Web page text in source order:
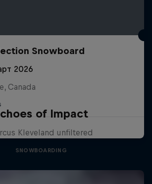
Snowboard
2026
Canada
of Impact
Kleveland unfiltered
SNOWBOARDING